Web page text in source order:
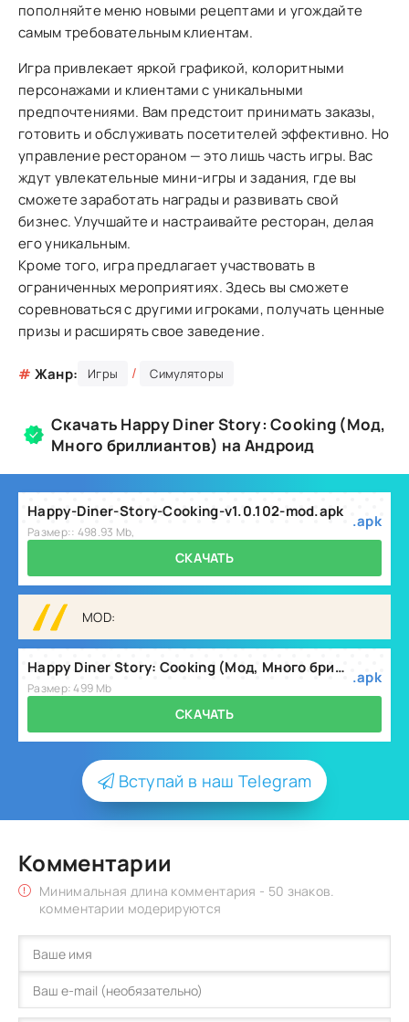
пополняйте меню новыми рецептами и угождайте
самым требовательным клиентам.
Игра привлекает яркой графикой, колоритными
персонажами и клиентами с уникальными
предпочтениями. Вам предстоит принимать заказы,
готовить и обслуживать посетителей эффективно. Но
управление рестораном — это лишь часть игры. Вас
ждут увлекательные мини-игры и задания, где вы
сможете заработать награды и развивать свой
бизнес. Улучшайте и настраивайте ресторан, делая
его уникальным.
Кроме того, игра предлагает участвовать в
ограниченных мероприятиях. Здесь вы сможете
соревноваться с другими игроками, получать ценные
призы и расширять свое заведение.
# Жанр: Игры / Симуляторы
Скачать Happy Diner Story: Cooking (Мод,
Много бриллиантов) на Андроид
Happy-Diner-Story-Cooking-v1.0.102-mod.apk
Размер:: 498.93 Mb,
.apk
СКАЧАТЬ
MOD:
Happy Diner Story: Cooking (Мод, Много бриллиантов) v1.0.102
Размер: 499 Mb
.apk
СКАЧАТЬ
Вступай в наш Telegram
Комментарии
Минимальная длина комментария - 50 знаков.
комментарии модерируются